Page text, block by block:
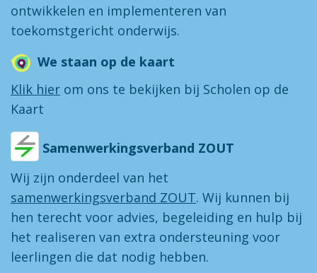
ontwikkelen en implementeren van
toekomstgericht onderwijs.
We staan op de kaart
Klik hier om ons te bekijken bij Scholen op de
Kaart
Samenwerkingsverband ZOUT
Wij zijn onderdeel van het
samenwerkingsverband ZOUT. Wij kunnen bij
hen terecht voor advies, begeleiding en hulp bij
het realiseren van extra ondersteuning voor
leerlingen die dat nodig hebben.